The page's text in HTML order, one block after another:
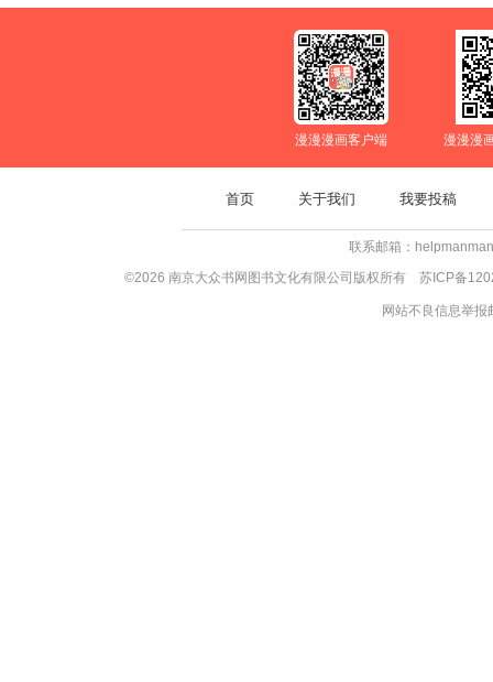
漫漫漫画客户端 漫漫漫
首页 关于我们 我要投稿
联系邮箱：
©2026 南京大众书网图书文化有限公司版权所有 苏ICP备
网站不良信息举